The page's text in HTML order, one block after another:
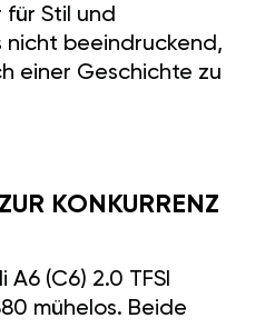
Stil und
nicht beeindruckend,
einer Geschichte zu
KONKURRENZ
A6 (C6) 2.0 TFSI
mühelos. Beide